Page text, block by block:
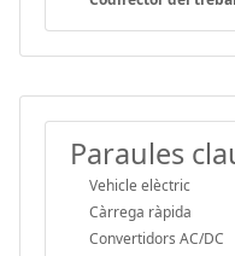
Paraules
Vehicle elèctric
Càrrega ràpida
Convertidors AC/DC